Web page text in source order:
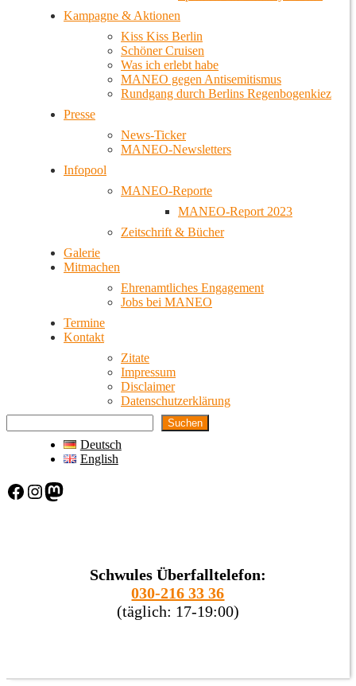
Kampagne & Aktionen
Kiss Kiss Berlin
Schöner Cruisen
Was ich erlebt habe
MANEO gegen Antisemitismus
Rundgang durch Berlins Regenbogenkiez
Presse
News-Ticker
MANEO-Newsletters
Infopool
MANEO-Reporte
MANEO-Report 2023
Zeitschrift & Bücher
Galerie
Mitmachen
Ehrenamtliches Engagement
Jobs bei MANEO
Termine
Kontakt
Zitate
Impressum
Disclaimer
Datenschutzerklärung
Suchen
Deutsch
English
Facebook Instagram Mastodon
Schwules Überfalltelefon:
030-216 33 36
(täglich: 17-19:00)